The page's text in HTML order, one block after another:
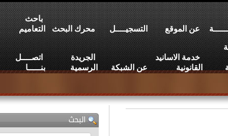
عن الموقع التسجيــــل محرك البحث
باحث
التعاميم
خدمة الاسانيد
القانونية
عن الشبكة
الجريدة
الرسمية
اتصــــل
بنـــــا